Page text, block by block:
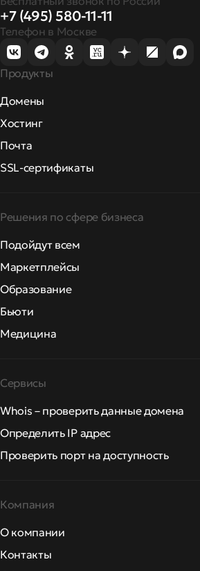
+7 (495) 580-11-11
Телефон в Москве
Продукты
Домены
Хостинг
Почта
SSL-сертификаты
Решения по сфере бизнеса
Подойдут всем
Маркетплейсы
Образование
Бьюти
Медицина
Сервисы
Whois – проверить данные домена
Определить IP адрес
Проверить порт на доступность
Компания
О компании
Контакты